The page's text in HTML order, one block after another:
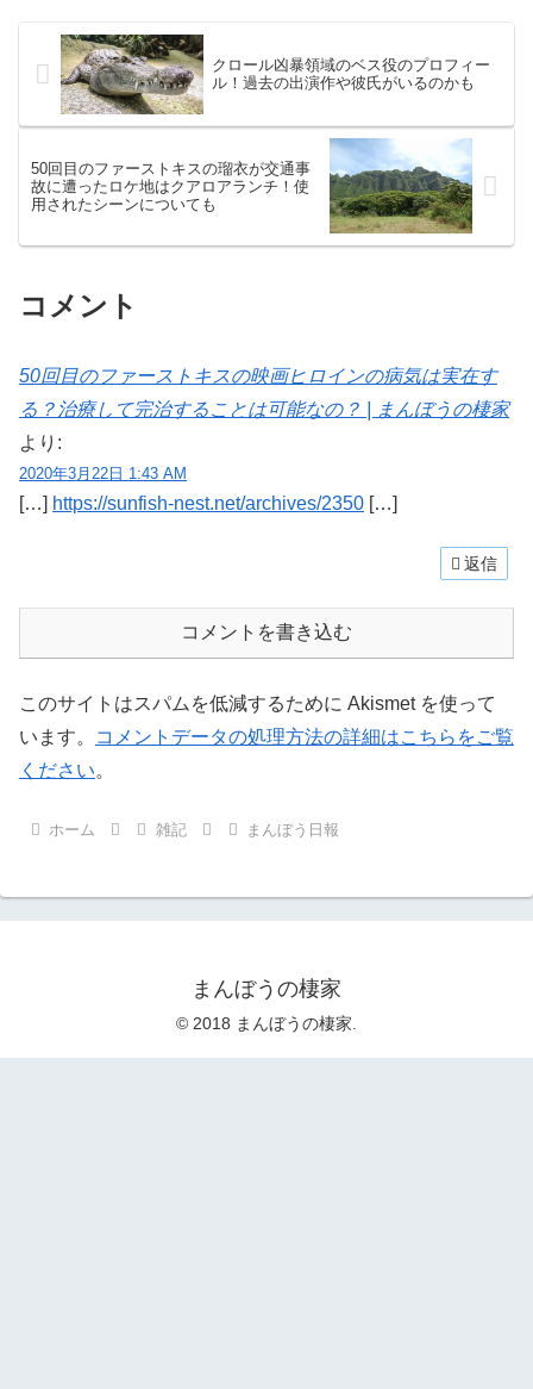
クロール凶暴領域のベス役のプロフィー
ル！過去の出演作や彼氏がいるのかも
50回目のファーストキスの瑠衣が交通事
故に遭ったロケ地はクアロアランチ！使
用されたシーンについても
コメント
50回目のファーストキスの映画ヒロインの病気は実在す
る？治療して完治することは可能なの？ | まんぼうの棲家
より:
2020年3月22日 1:43 AM
[…] https://sunfish-nest.net/archives/2350 […]
返信
コメントを書き込む
このサイトはスパムを低減するために Akismet を使って
います。
コメントデータの処理方法の詳細はこちらをご覧
ください。
ホーム 雑記 まんぼう日報
まんぼうの棲家
© 2018 まんぼうの棲家.